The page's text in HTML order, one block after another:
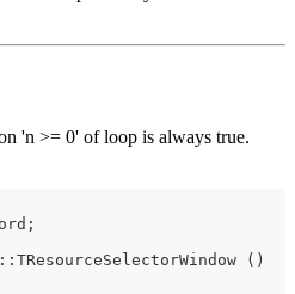
'n >= 0' of loop is always true.
()